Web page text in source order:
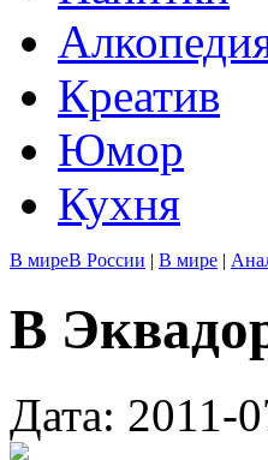
Креатив
Юмор
Кухня
В миреВ России | В мире |
В
Дата: 2011-